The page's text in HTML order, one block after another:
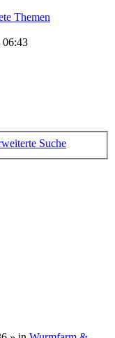
Themen
06:43
Suche